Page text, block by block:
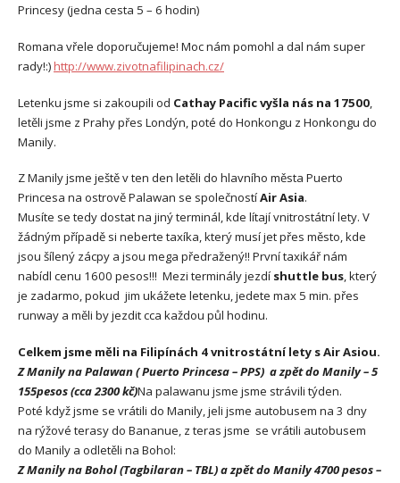
Princesy (jedna cesta 5 – 6 hodin)
Romana vřele doporučujeme! Moc nám pomohl a dal nám super
rady!:)http://www.zivotnafilipinach.cz/
Letenku jsme si zakoupili od Cathay Pacific vyšla nás na 17500,
letěli jsme z Prahy přes Londýn, poté do Honkongu z Honkongu do
Manily.
Z Manily jsme ještě v ten den letěli do hlavního města Puerto
Princesa na ostrově Palawan se společnostíAir Asia.
Musíte se tedy dostat na jiný terminál, kde lítají vnitrostátní lety. V
žádným případě si neberte taxíka, který musí jet přes město, kde
jsou šílený zácpy a jsou mega předražený!! První taxikář nám
nabídl cenu 1600 pesos!!! Mezi terminály jezdí shuttle bus, který
je zadarmo, pokud jim ukážete letenku, jedete max 5 min. přes
runway a měli by jezdit cca každou půl hodinu.
Celkem jsme měli na Filipínách 4 vnitrostátní lety s Air Asiou.
Z Manily na Palawan ( Puerto Princesa – PPS) a zpět do Manily – 5
155pesos (cca 2300 kč)Na palawanu jsme jsme strávili týden.
Poté když jsme se vrátili do Manily, jeli jsme autobusem na 3 dny
na rýžové terasy do Bananue, z teras jsme se vrátili autobusem
do Manily a odletěli na Bohol:
Z Manily na Bohol (Tagbilaran – TBL) a zpět do Manily 4700 pesos –